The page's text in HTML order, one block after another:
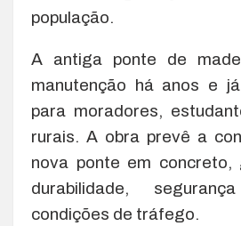
população.
A antiga ponte de
manutenção há anos e
para moradores,
rurais. A obra prevê a
nova ponte em concreto,
durabilidade,
condições de tráfego.